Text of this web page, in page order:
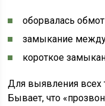
оборвалась
замыкание
короткое
Для выявления всех
Бывает, что